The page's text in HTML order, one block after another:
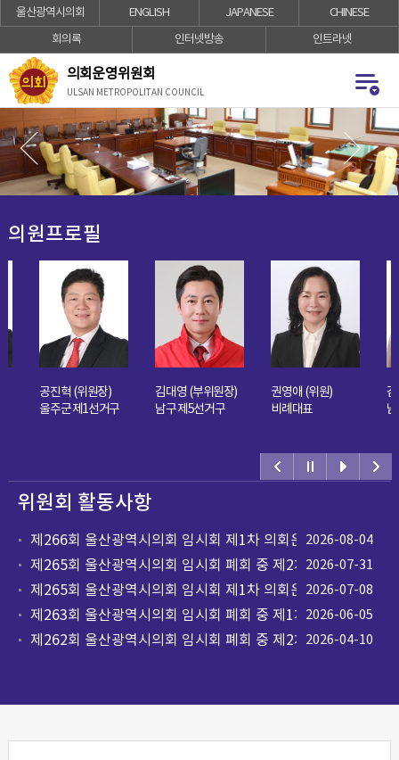
로
가
울산광역시의회 ENGLISH JAPANESE
CHINESE
회의록
인터넷방송 인트라넷
의회운영위원회
ULSAN METROPOLITAN COUNCIL
의원프로필
공진혁 (위원장)
울주군 제1선거구
김대영 (부위원장)
남구 제5선거구
권영애 (위원)
비례대표
김남
남구
위원회 활동사항
제266회 울산광역시의회 임시회 제1차 의회운영위원회
회의 ...
2026-08-04
제265회 울산광역시의회 임시회 폐회 중 제2차
의회운영위원회...
2026-07-31
제265회 울산광역시의회 임시회 제1차 의회운영위원회
회의결과
2026-07-08
제263회 울산광역시의회 임시회 폐회 중 제1차
의회운영위원...
2026-06-05
제262회 울산광역시의회 임시회 폐회 중 제2차2026-04-10